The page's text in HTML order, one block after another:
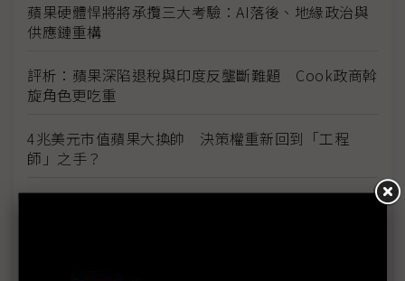
蘋果硬體悍將將承攬三大考驗：AI落後、地緣政治與
供應鏈重構
評析：蘋果深陷退稅與印度反壟斷難題 Cook政商斡
旋角色更吃重
4兆美元市值蘋果大換帥 決策權重新回到「工程
師」之手？